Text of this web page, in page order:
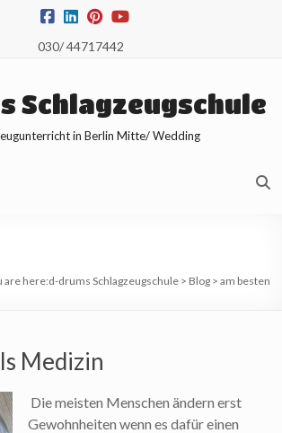
030/ 44717442
Schlagzeugschule
in Berlin Mitte/ Wedding
are here:d-drums Schlagzeugschule> Blog> am besten
Medizin
Die meisten Menschen ändern erst
Gewohnheiten wenn es dafür einen